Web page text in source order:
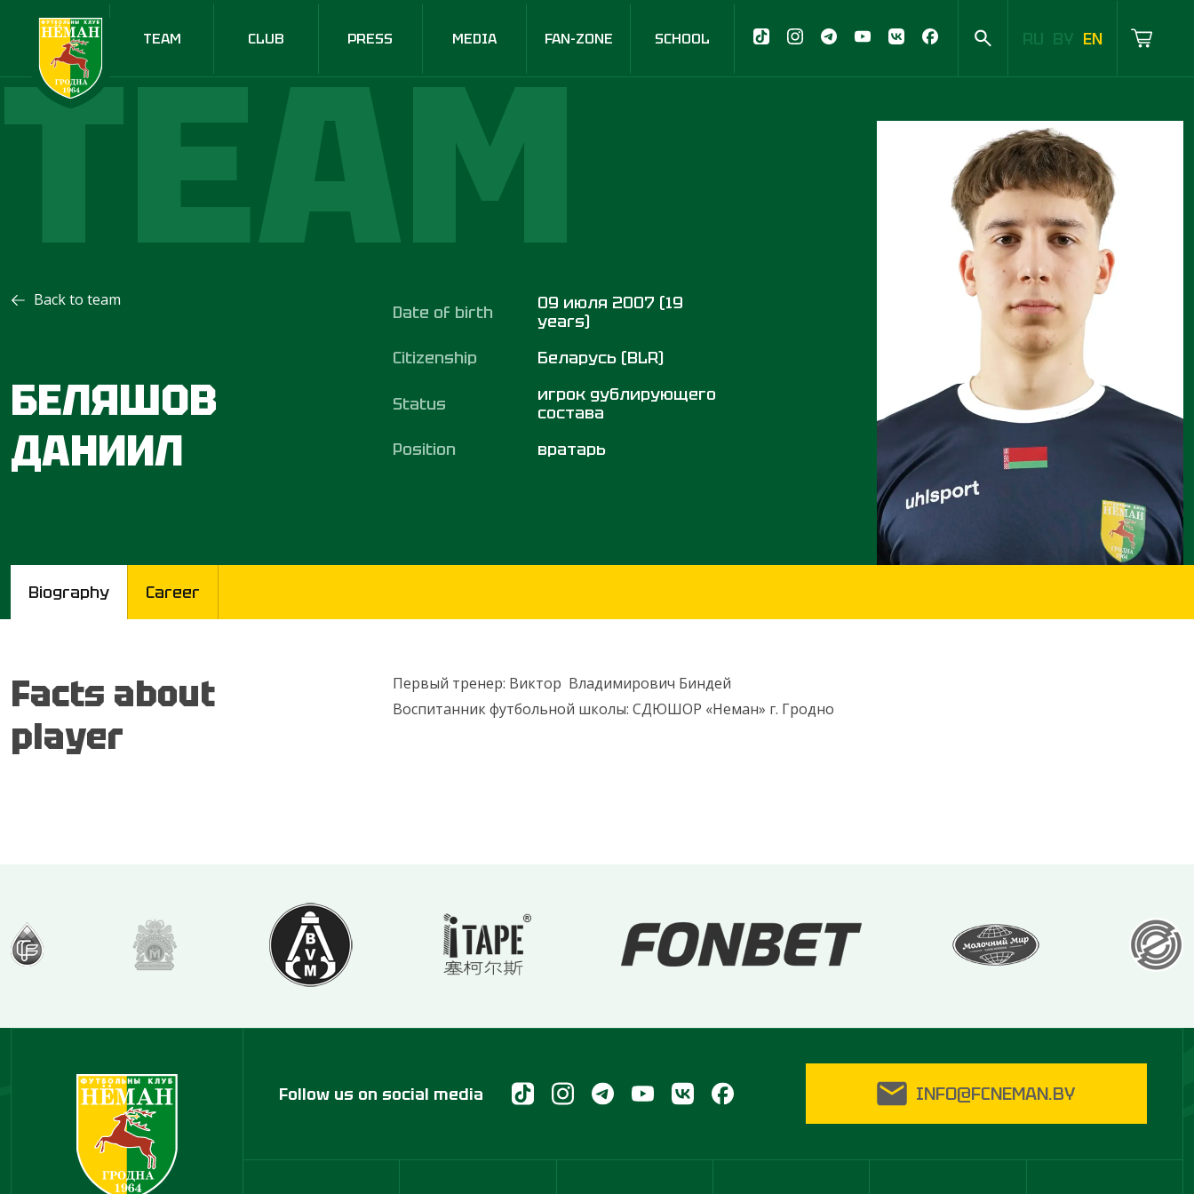
TEAM CLUB PRESS MEDIA FAN-ZONE SCHOOL RU BY EN
TEAM
Back to team
БЕЛЯШОВ
ДАНИИЛ
Date of birth
09 июля 2007 (19
years)
Citizenship
Беларусь (BLR)
Status
игрок дублирующего
состава
Position
вратарь
Biography Career
Facts about
player
Первый тренер: Виктор Владимирович Биндей
Воспитанник футбольной школы: СДЮШОР «Неман» г. Гродно
Follow us on social media INFO@FCNEMAN.BY